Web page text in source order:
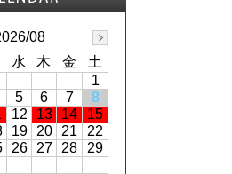
08
水 木 金
土
1
5 6 7
8
12 13 14
15
19 20 21
22
26 27 28
29